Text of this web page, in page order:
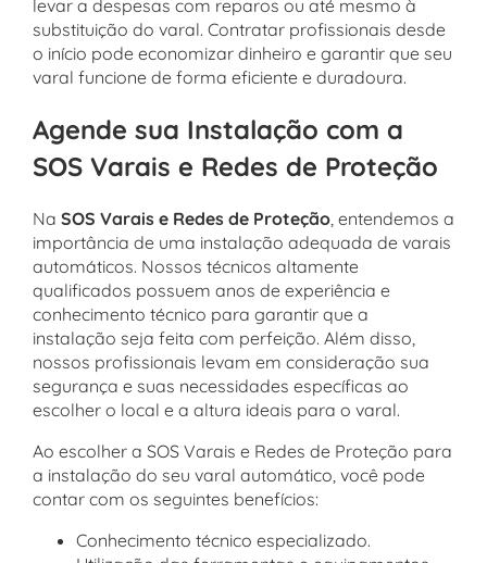
levar a despesas com reparos ou até mesmo à
substituição do varal. Contratar profissionais desde
o início pode economizar dinheiro e garantir que seu
varal funcione de forma eficiente e duradoura.
Agende sua Instalação com a
SOS Varais e Redes de Proteção
Na SOS Varais e Redes de Proteção , entendemos a
importância de uma instalação adequada de varais
automáticos. Nossos técnicos altamente
qualificados possuem anos de experiência e
conhecimento técnico para garantir que a
instalação seja feita com perfeição. Além disso,
nossos profissionais levam em consideração sua
segurança e suas necessidades específicas ao
escolher o local e a altura ideais para o varal.
Ao escolher a SOS Varais e Redes de Proteção para
a instalação do seu varal automático, você pode
contar com os seguintes benefícios:
Conhecimento técnico especializado.